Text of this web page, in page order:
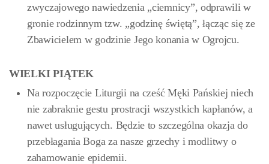
zwyczajowego nawiedzenia „ciemnicy”, odprawili w
gronie rodzinnym tzw. „godzinę świętą”, łącząc się ze
Zbawicielem w godzinie Jego konania w Ogrojcu.
WIELKI PIĄTEK
Na rozpoczęcie Liturgii na cześć Męki Pańskiej niech
nie zabraknie gestu prostracji wszystkich kapłanów, a
nawet usługujących. Będzie to szczególna okazja do
przebłagania Boga za nasze grzechy i modlitwy o
zahamowanie epidemii.